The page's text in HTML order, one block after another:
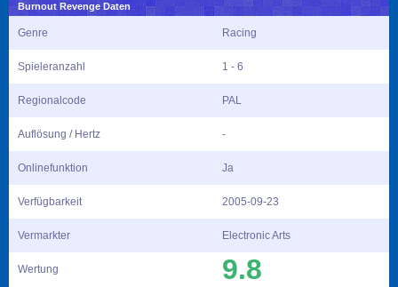
Burnout Revenge Daten
Genre Racing
Spieleranzahl 1 - 6
Regionalcode PAL
Auflösung / Hertz -
Onlinefunktion Ja
Verfügbarkeit 2005-09-23
Vermarkter Electronic Arts
Wertung 9.8